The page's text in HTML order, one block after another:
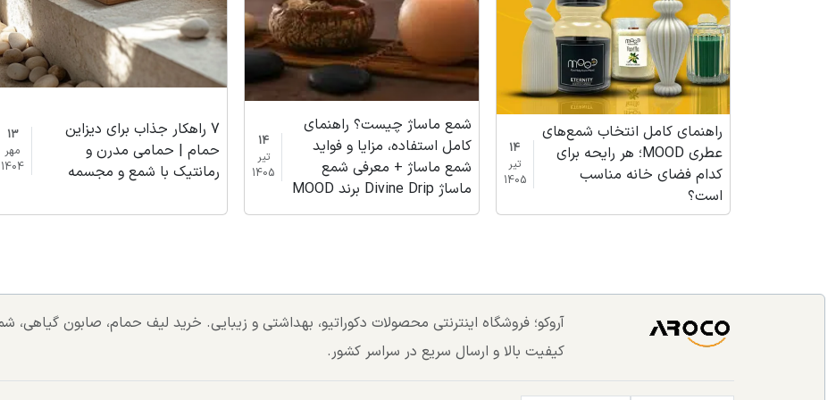
راهنمای کامل انتخاب شمع‌های
عطری MOOD؛ هر رایحه برای
کدام فضای خانه مناسب
است؟
14
تیر
1405
شمع ماساژ چیست؟ راهنمای
کامل استفاده، مزایا و فواید
شمع ماساژ + معرفی شمع
ماساژ Divine Drip برند MOOD
14
تیر
1405
7 راهکار جذاب برای دیزاین
حمام | حمامی مدرن و
رمانتیک با شمع و مجسمه
13
مهر
1404
آروکو؛ فروشگاه اینترنتی محصولات دکوراتیو، بهداشتی و زیبایی. خرید لیف حمام، صابون
کیفیت بالا و ارسال سریع در سراسر کشور.